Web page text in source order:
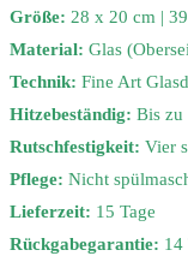
Größe: 28 x 20 cm |
Material: Glas
Technik: Fine Art
Hitzebeständig: Bis zu
Rutschfestigkeit: Vier
Pflege: Nicht
Lieferzeit: 15 Tage
Rückgabegarantie: 14